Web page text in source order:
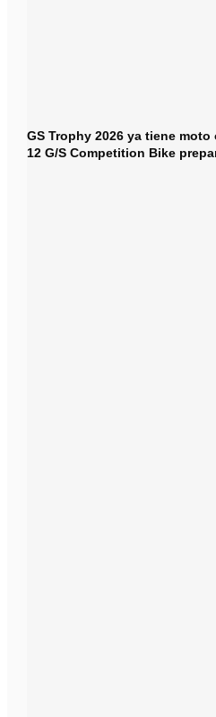
GS Trophy 2026 ya tiene
12 G/S Competition Bike